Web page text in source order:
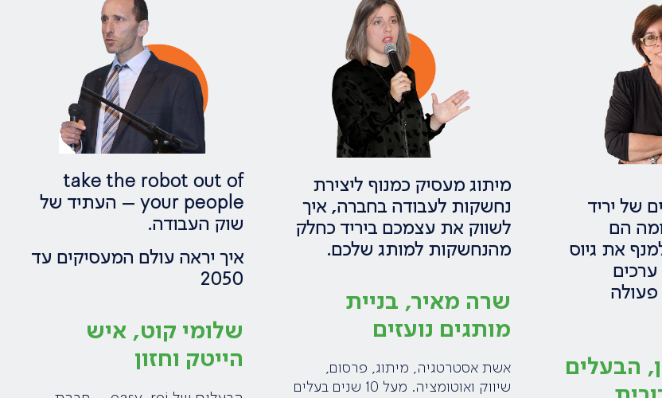
של יריד
תעסוקה 2024 ומה הם
את גיוס
ערכים
פעולה
הבעלים
מיתוג מעסיק כמנוף ליצירת
נחשקות לעבודה בחברה, איך
לשווק את עצמכם ביריד כחלק
מהנחשקות למותג שלכם.
שרה מאיר, בניית
מותגים נועזים
אשת אסטרטגיה, מיתוג, פרסום,
שיווק ואוטומציה. מעל 10 שנים בעלים
take the robot out of
your people – העתיד של
שוק העבודה.​
איך יראה עולם המעסיקים עד
2050
שלומי קוט, איש
הייטק וחזון